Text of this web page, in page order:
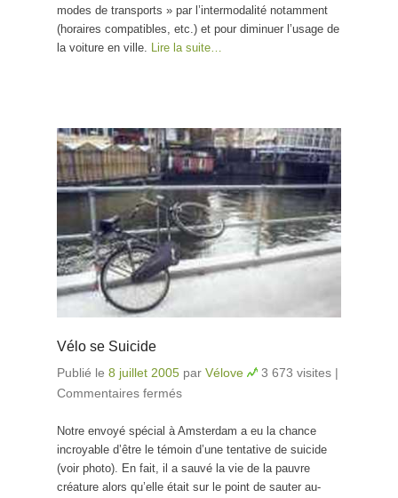
modes de transports » par l’intermodalité notamment
(horaires compatibles, etc.) et pour diminuer l’usage de
la voiture en ville. Lire la suite…
Vélo se Suicide
Publié le 8 juillet 2005 par Vélove 3 673 visites |
Commentaires fermés
Notre envoyé spécial à Amsterdam a eu la chance
incroyable d’être le témoin d’une tentative de suicide
(voir photo). En fait, il a sauvé la vie de la pauvre
créature alors qu’elle était sur le point de sauter au-